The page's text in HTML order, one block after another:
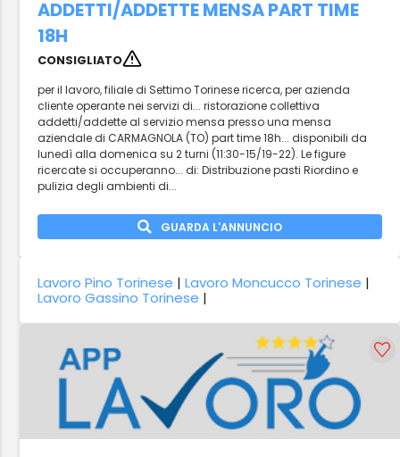
ADDETTI/ADDETTE MENSA PART TIME
18H
CONSIGLIATO
per il lavoro, filiale di Settimo Torinese ricerca, per azienda
cliente operante nei servizi di... ristorazione collettiva
addetti/addette al servizio mensa presso una mensa
aziendale di CARMAGNOLA (TO) part time 18h... disponibili da
lunedì alla domenica su 2 turni (11:30-15/19-22). Le figure
ricercate si occuperanno... di: Distribuzione pasti Riordino e
pulizia degli ambienti di...
GUARDA L'ANNUNCIO
Lavoro Pino Torinese |Lavoro Moncucco Torinese |
Lavoro Gassino Torinese |